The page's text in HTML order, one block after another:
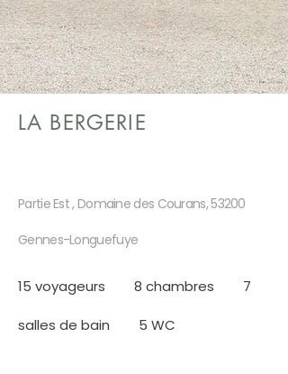
LA BERGERIE
Partie Est , Domaine des Courans, 53200
Gennes-Longuefuye
15 voyageurs 8 chambres 7
salles de bain 5 WC